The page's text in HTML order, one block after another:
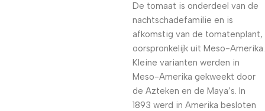
De tomaat is onderdeel van de
nachtschadefamilie en is
afkomstig van de tomatenplant,
oorspronkelijk uit Meso-Amerika.
Kleine varianten werden in
Meso-Amerika gekweekt door
de Azteken en de Maya’s. In
1893 werd in Amerika besloten